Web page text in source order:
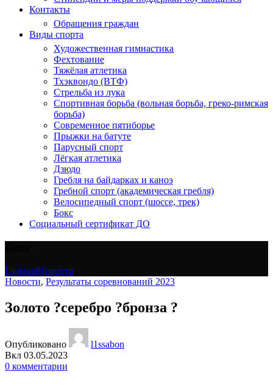
Контакты
Обращения граждан
Виды спорта
Художественная гимнастика
Фехтование
Тяжёлая атлетика
Тхэквондо (ВТФ)
Стрельба из лука
Спортивная борьба (вольная борьба, греко-римская
борьба)
Современное пятиборье
Прыжки на батуте
Парусный спорт
Лёгкая атлетика
Дзюдо
Гребля на байдарках и каноэ
Гребной спорт (академическая гребля)
Велосипедный спорт (шоссе, трек)
Бокс
Социальный сертификат ДО
ГлавнаяНовости
Новости, Результаты соревнований 2023
Золото ?серебро ?бронза ?
Опубликовано
l1ssabon
Вкл 03.05.2023
0 комментарии